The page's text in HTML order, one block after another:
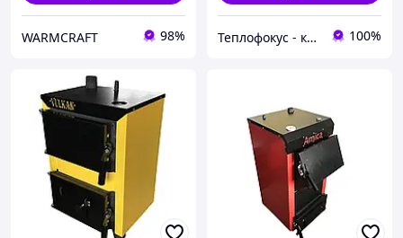
WARMCRAFT 98% Теплофокус - котли, обігрівачі, системи опалення 100%